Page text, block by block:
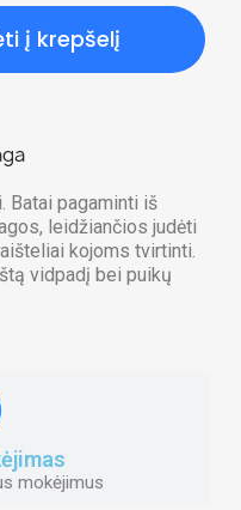
į krepšelį
Batai pagaminti iš
leidžiančios judėti
kojoms tvirtinti.
vidpadį bei puikų
mokėjimus